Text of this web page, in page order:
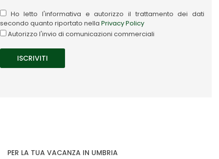
Ho letto l'informativa e autorizzo il trattamento dei dati
secondo quanto riportato nella Privacy Policy
Autorizzo l'invio di comunicazioni commerciali
PER LA TUA VACANZA IN UMBRIA